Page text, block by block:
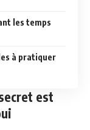
les temps
à pratiquer
est